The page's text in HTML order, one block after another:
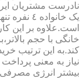
یک
است.علاوه بر این
خانگی با حجم
کند.به این ترتیب
نیاز به معنی
بیشتر انرژی